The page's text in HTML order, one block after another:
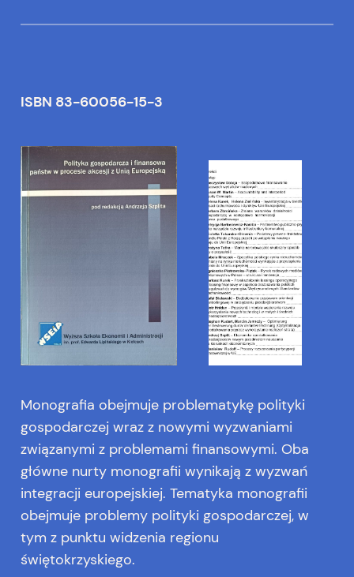
ISBN 83-60056-15-3
Monografia obejmuje problematykę polityki
gospodarczej wraz z nowymi wyzwaniami
związanymi z problemami finansowymi. Oba
główne nurty monografii wynikają z wyzwań
integracji europejskiej. Tematyka monografii
obejmuje problemy polityki gospodarczej, w
tym z punktu widzenia regionu
świętokrzyskiego.